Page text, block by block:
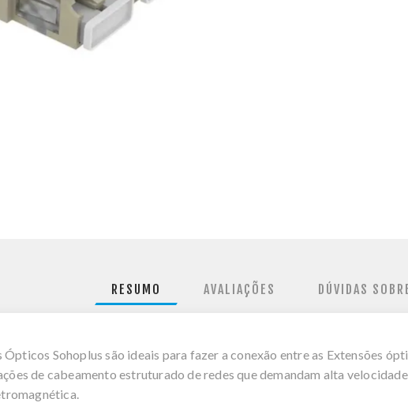
RESUMO AVALIAÇÕES DÚVIDAS
Sohoplus são ideais para fazer a conexão entre as Extensões
de cabeamento estruturado de redes que demandam alta